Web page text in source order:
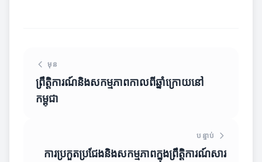
មុន
ព្រឹត្តិការណ៍និងសកម្មភាពកាលពីឆ្នាំក្រោយនៅ
កម្ពុជា
បន្ទាប់
ការប្រកួតប្រជែងនិងសកម្មភាពក្នុងព្រឹត្តិការណ៍សារ